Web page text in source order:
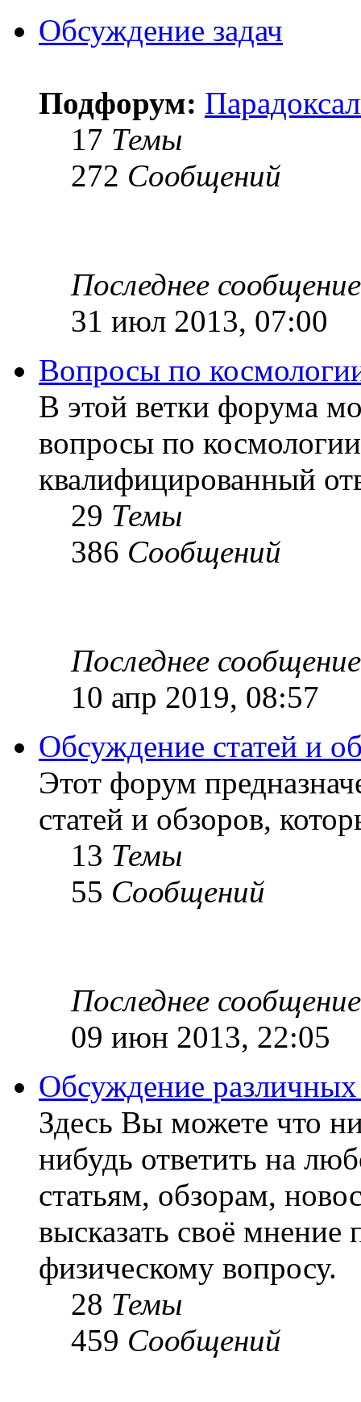
Обсуждение задач
Подфорум:
17 Темы
272 Сообщений
Последнее сообщение
31 июл 2013, 07:00
Вопросы по
В этой ветки форума
вопросы по
квалифицированный
29 Темы
386 Сообщений
Последнее сообщение
10 апр 2019, 08:57
Обсуждение статей и
Этот форум
статей и обзоров,
13 Темы
55 Сообщений
Последнее сообщение
09 июн 2013, 22:05
Обсуждение
Здесь Вы можете что
нибудь ответить на
статьям, обзорам,
высказать своё
физическому вопросу.
28 Темы
459 Сообщений